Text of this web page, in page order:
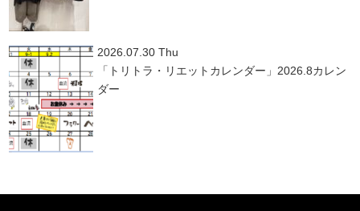
2026.07.30 Thu
「トリトラ・リエットカレンダー」2026.8カレン
ダー